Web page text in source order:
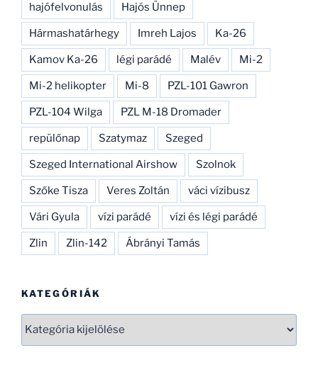
hajófelvonulás Hajós Ünnep
Hármashatárhegy Imreh Lajos Ka-26
Kamov Ka-26 légi parádé Malév Mi-2
Mi-2 helikopter Mi-8 PZL-101 Gawron
PZL-104 Wilga PZL M-18 Dromader
repülőnap Szatymaz Szeged
Szeged International Airshow Szolnok
Szőke Tisza Veres Zoltán váci vízibusz
Vári Gyula vízi parádé vízi és légi parádé
Zlin Zlin-142 Ábrányi Tamás
KATEGÓRIÁK